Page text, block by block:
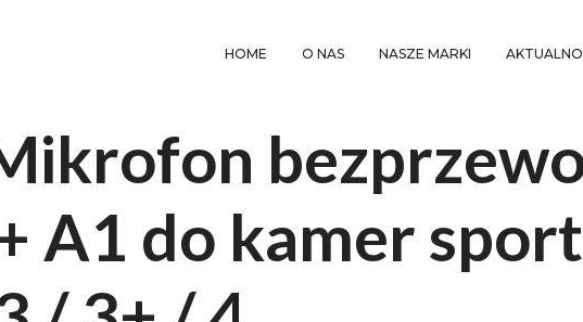
HOME O NAS NASZE MARKI
A1 do kamer